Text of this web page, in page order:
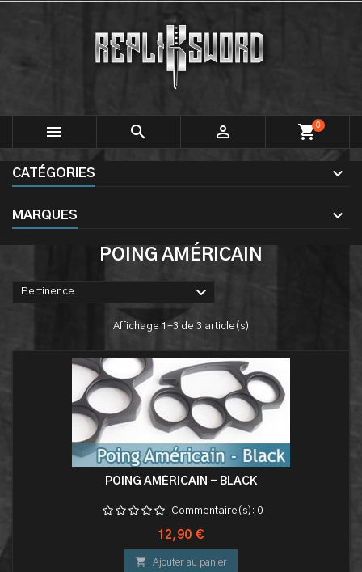
   shopping_cart0
CATÉGORIES
MARQUES
POING AMÉRICAIN
Pertinence 
Affichage 1-3 de 3 article(s)
POING AMÉRICAIN - BLACK
Commentaire(s): 0
Prix
12,90 €
 Ajouter au panier